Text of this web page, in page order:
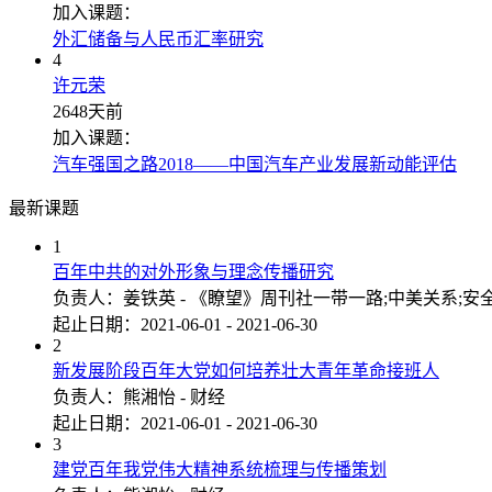
加入课题：
外汇储备与人民币汇率研究
4
许元荣
2648天前
加入课题：
汽车强国之路2018——中国汽车产业发展新动能评估
最新课题
1
百年中共的对外形象与理念传播研究
负责人：姜铁英 - 《瞭望》周刊社一带一路;中美关系;安
起止日期：2021-06-01 - 2021-06-30
2
新发展阶段百年大党如何培养壮大青年革命接班人
负责人：熊湘怡 - 财经
起止日期：2021-06-01 - 2021-06-30
3
建党百年我党伟大精神系统梳理与传播策划